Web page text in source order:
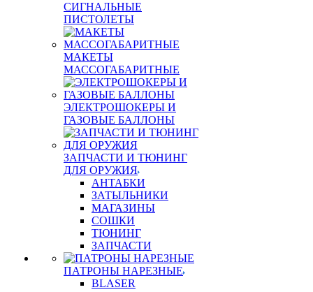
СИГНАЛЬНЫЕ
ПИСТОЛЕТЫ
МАКЕТЫ
МАССОГАБАРИТНЫЕ
ЭЛЕКТРОШОКЕРЫ И
ГАЗОВЫЕ БАЛЛОНЫ
ЗАПЧАСТИ И ТЮНИНГ
ДЛЯ ОРУЖИЯ
АНТАБКИ
ЗАТЫЛЬНИКИ
МАГАЗИНЫ
СОШКИ
ТЮНИНГ
ЗАПЧАСТИ
ПАТРОНЫ НАРЕЗНЫЕ
BLASER